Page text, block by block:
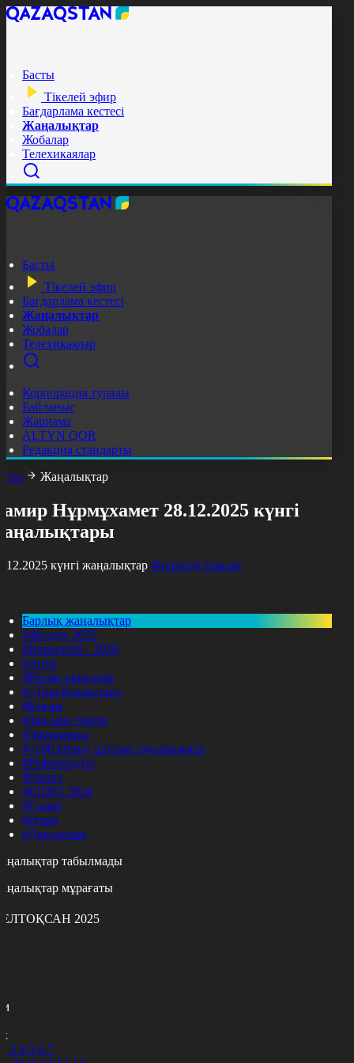
Басты
Тікелей эфир
Бағдарлама кестесі
Жаңалықтар
Жобалар
Телехикаялар
Басты
Тікелей эфир
Бағдарлама кестесі
Жаңалықтар
Жобалар
Телехикаялар
Корпорация туралы
Байланыс
Жарнама
ALTYN QOR
Редакция стандарты
Жаңалықтар
Нұрмұхамет 28.12.2025 күнгі
күнгі жаңалықтар Фильтрді тазалау
Барлық жаңалықтар
#Жолдау 2025
#Құрылтай - 2026
#Апта
#Ресми оқиғалар
#«Таза Қазақстан»
#Қоғам
#Заң мен тәртіп
#Экономика
#«100 кітап» ұлттық сауалнамасы
#Референдум
#Оқиға
#EURO 2024
#Спорт
#Әлем
#Денсаулық
табылмады
мұрағаты
2025
3 4 5 6 7